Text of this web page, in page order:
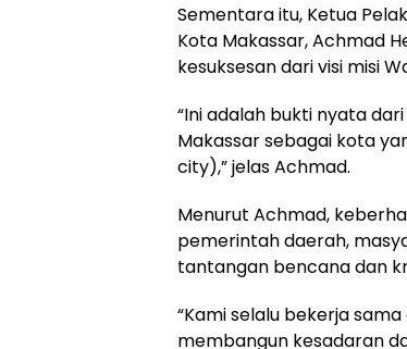
Sementara itu, Ketua
Kota Makassar, Achmad
kesuksesan dari visi misi
“Ini adalah bukti nyata
Makassar sebagai kota
city),” jelas Achmad.
Menurut Achmad,
pemerintah daerah,
tantangan bencana dan
“Kami selalu bekerja
membangun kesadaran